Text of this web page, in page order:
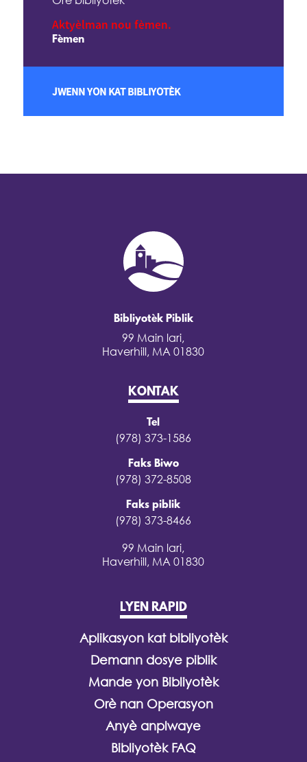
Aktyèlman nou fèmen.
Fèmen
JWENN YON KAT BIBLIYOTÈK
Bibliyotèk Piblik
99 Main lari,
Haverhill, MA 01830
KONTAK
Tel
(978) 373-1586
Faks Biwo
(978) 372-8508
Faks piblik
(978) 373-8466
99 Main lari,
Haverhill, MA 01830
LYEN RAPID
Aplikasyon kat bibliyotèk
Demann dosye piblik
Mande yon Bibliyotèk
Orè nan Operasyon
Anyè anplwaye
Bibliyotèk FAQ